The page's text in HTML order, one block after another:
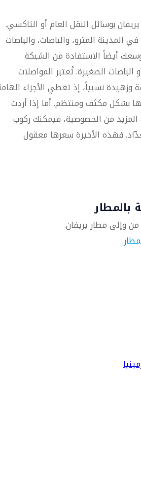
بوسائل النقل العام أو التاكسي.
المدينة المترو، والباصات، والباصات
وسعك أيضاً الاستفادة من الشبكة
الباصات الصغيرة. تُعتبر المواصلات
وزهيدة نسبياً، إذ تغطي الأجزاء
بشكل مكثف ومنتظم. أما إذا أردت
المزيد من الخصوصية، فيمكنك ركوب
فهذه الأخيرة سعرها معقول
بالمطار
وإلى مطار يريفان.